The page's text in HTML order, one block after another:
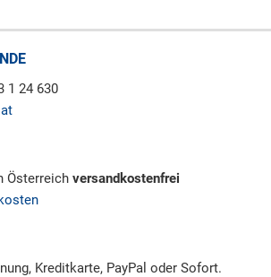
1 24 630
Österreich versandkostenfrei
Kreditkarte, PayPal oder Sofort.